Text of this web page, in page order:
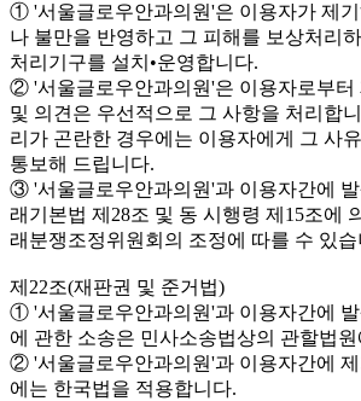
① '서울글로우안과의원'은 이용자가 제기
나 불만을 반영하고 그 피해를 보상처리
처리기구를 설치•운영합니다.
② '서울글로우안과의원'은 이용자로부터
및 의견은 우선적으로 그 사항을 처리합
리가 곤란한 경우에는 이용자에게 그 사
통보해 드립니다.
③ '서울글로우안과의원'과 이용자간에
래기본법 제28조 및 동 시행령 제15조에
래분쟁조정위원회의 조정에 따를 수 있습
제22조(재판권 및 준거법)
① '서울글로우안과의원'과 이용자간에
에 관한 소송은 민사소송법상의 관할법
② '서울글로우안과의원'과 이용자간에
에는 한국법을 적용합니다.